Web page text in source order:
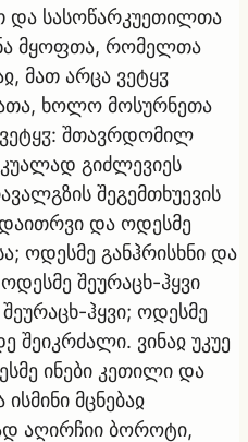
და სასოწარკუეთილთა
მყოფთა, რომელთა
მათ არცა ვეტყჳ
ხოლო მოსურნეთა
ვეტყჳ: შთავრდომილ
გიძლევიეს
შეგემთხუევის
და ოდესმე
ოდესმე განჰრისხნი და
შეურაცხ-ჰყვი
ჰყვი; ოდესმე
შეიკრძალი. ვინაჲ უკუე
ინები კეთილი და
მცნებაჲ
აღირჩიი ბოროტი,